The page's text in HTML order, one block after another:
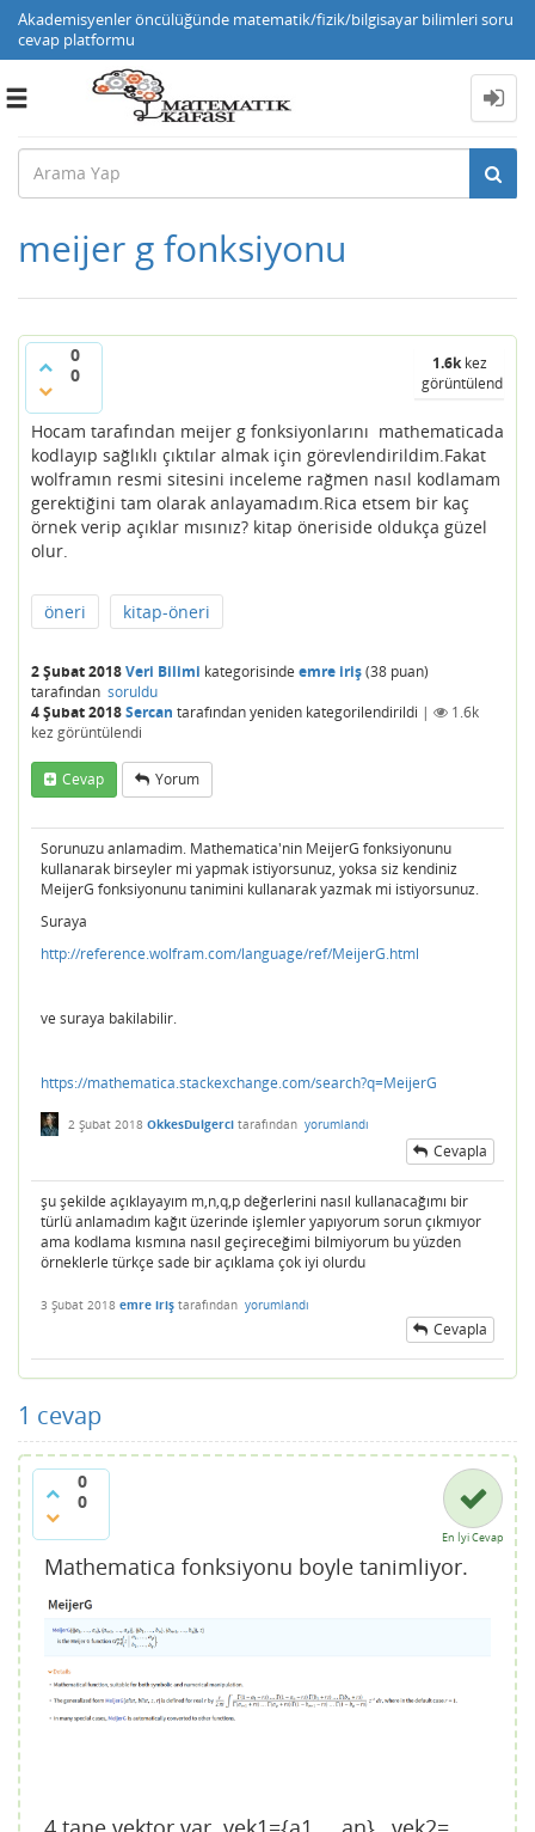
Akademisyenler öncülüğünde matematik/fizik/bilgisayar bilimleri soru
cevap platformu
Toggle
meijer g fonksiyonu
0
0
1.6kkez
görüntülendi
Hocam tarafından meijer g fonksiyonlarını mathematicada
kodlayıp sağlıklı çıktılar almak için görevlendirildim.Fakat
wolframın resmi sitesini inceleme rağmen nasıl kodlamam
gerektiğini tam olarak anlayamadım.Rica etsem bir kaç
örnek verip açıklar mısınız? kitap öneriside oldukça güzel
olur.
öneri kitap-öneri
2 Şubat 2018Veri Bilimi kategorisinde emre iriş(38 puan)
tarafından soruldu
4 Şubat 2018Sercan tarafındanyeniden kategorilendirildi |
1.6k
kez görüntülendi
Cevap Yorum
Sorunuzu anlamadim. Mathematica'nin MeijerG fonksiyonunu
kullanarak birseyler mi yapmak istiyorsunuz, yoksa siz kendiniz
MeijerG fonksiyonunu tanimini kullanarak yazmak mi istiyorsunuz.
Suraya
http://reference.wolfram.com/language/ref/MeijerG.html
ve suraya bakilabilir.
https://mathematica.stackexchange.com/search?q=MeijerG
2 Şubat 2018 OkkesDulgerci tarafından yorumlandı
Cevapla
şu şekilde açıklayayım m,n,q,p değerlerini nasıl kullanacağımı bir
türlü anlamadım kağıt üzerinde işlemler yapıyorum sorun çıkmıyor
ama kodlama kısmına nasıl geçireceğimi bilmiyorum bu yüzden
örneklerle türkçe sade bir açıklama çok iyi olurdu
3 Şubat 2018 emre iriş tarafından yorumlandı
Cevapla
1 cevap
0
0
En İyi Cevap
Mathematica fonksiyonu boyle tanimliyor.